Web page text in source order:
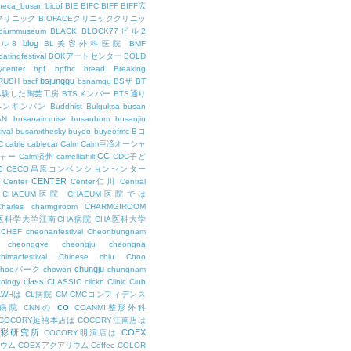
bicof BIE BIFC BIFF BIFF広
リニック BIOFACEクリニッククリニッ
BLACK
BLOCK77ビル2
8
blog BL美容外科医院
BMF
BOKアートセンター BOLD
bpf bpfhc bread
Breaking
bscf bsjunggu bsnamgu BSザ BT
した陶芸工房 BTSメンバー BTS通り
ギンパン
Buddhist Bulguksa busan
busanaircruise busanbom
busanjin
busanxthesky buyeo buyeofmc Bコ
cable cablecar Calm Calm巨済オーシャ
ー Calm済州 camelliahill CC CDC子ど
CECO昌原コンベンションセンター
Center CENTER Center仁川
Central
CHAEUM医院
CHAEUM医院では
charmgiroom
CHARMGIROOM
科学大学江南CHA病院 CHA医科大学
CHEF cheonanfestival Cheonbungnam
cheonggye
cheongju
cheongna
Chinese chiu
Choo
パーク chowon chungju chungnam
class CLASSIC clickn Clinic Club
は CL病院 CM CMCコンフィデンス
院
CNNの co
COANMI整形外科
延禧本店は COCORY江南店は
研究所 COCORY明洞店は COEX
ム COEXアクアリウム Coffee COLOR